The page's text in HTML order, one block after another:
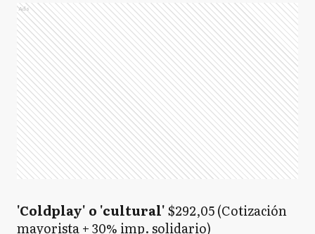
Ads
'Coldplay' o 'cultural'$292,05 (Cotización
mayorista + 30% imp. solidario)